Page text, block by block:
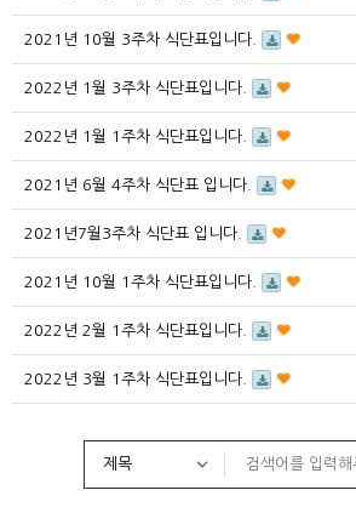
2021년 10월 3주차 식단표입니다.
2022년 1월 3주차 식단표입니다.
2022년 1월 1주차 식단표입니다.
2021년 6월 4주차 식단표 입니다.
2021년7월3주차 식단표 입니다.
2021년 10월 1주차 식단표입니다.
2022년 2월 1주차 식단표입니다.
2022년 3월 1주차 식단표입니다.